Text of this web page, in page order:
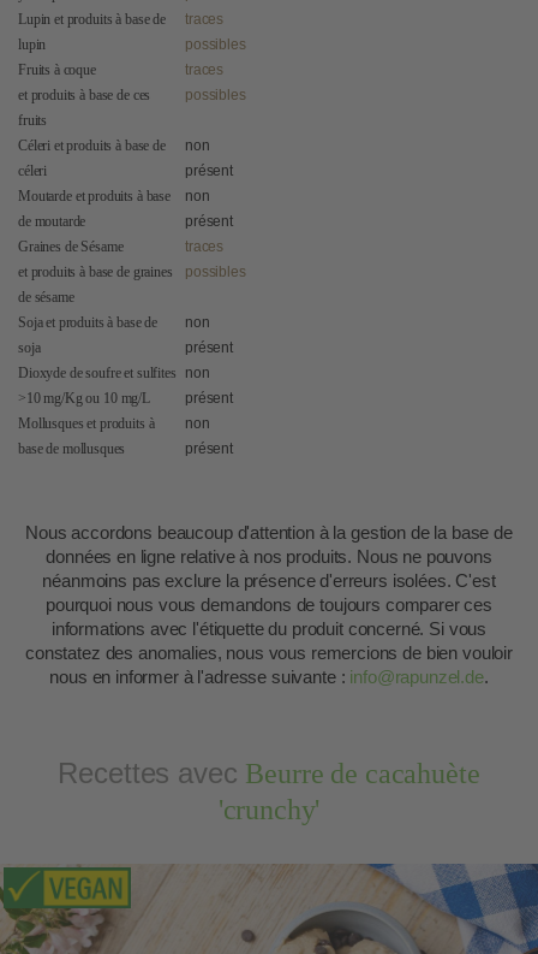
Lupin et produits à base de
lupin
traces
possibles
Fruits à coque
et produits à base de ces
fruits
traces
possibles
Céleri et produits à base de
céleri
non
présent
Moutarde et produits à base
de moutarde
non
présent
Graines de Sésame
et produits à base de graines
de sésame
traces
possibles
Soja et produits à base de
soja
non
présent
Dioxyde de soufre et sulfites
>10 mg/Kg ou 10 mg/L
non
présent
Mollusques et produits à
base de mollusques
non
présent
Nous accordons beaucoup d'attention à la gestion de la base de
données en ligne relative à nos produits. Nous ne pouvons
néanmoins pas exclure la présence d'erreurs isolées. C'est
pourquoi nous vous demandons de toujours comparer ces
informations avec l'étiquette du produit concerné. Si vous
constatez des anomalies, nous vous remercions de bien vouloir
nous en informer à l'adresse suivante : info@rapunzel.de.
Recettes avec Beurre de cacahuète
'crunchy'